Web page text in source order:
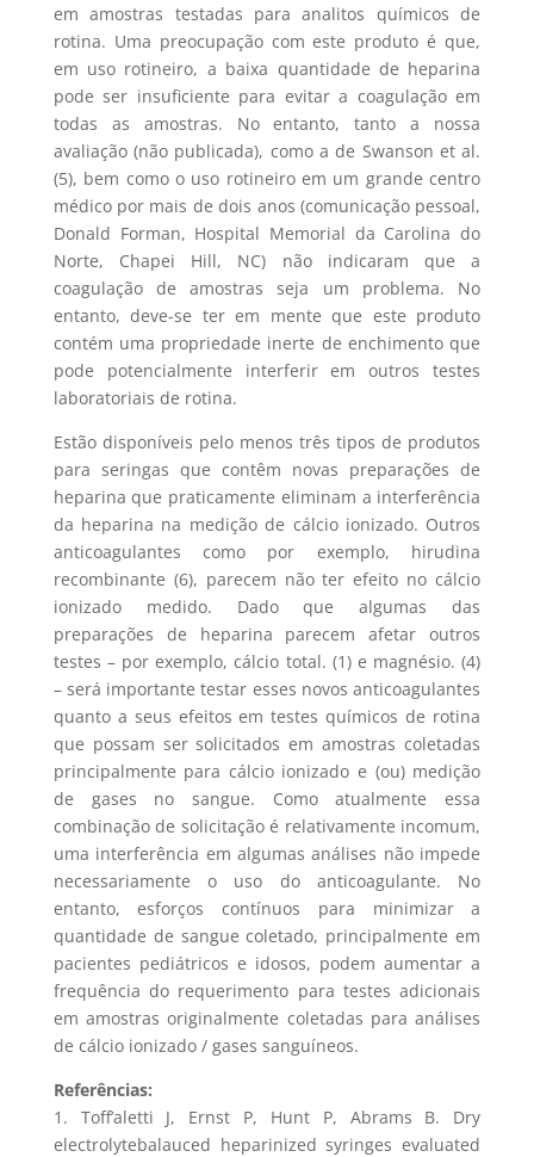
em amostras testadas para analitos químicos de
rotina. Uma preocupação com este produto é que,
em uso rotineiro, a baixa quantidade de heparina
pode ser insuficiente para evitar a coagulação em
todas as amostras. No entanto, tanto a nossa
avaliação (não publicada), como a de Swanson et al.
(5), bem como o uso rotineiro em um grande centro
médico por mais de dois anos (comunicação pessoal,
Donald Forman, Hospital Memorial da Carolina do
Norte, Chapei Hill, NC) não indicaram que a
coagulação de amostras seja um problema. No
entanto, deve-se ter em mente que este produto
contém uma propriedade inerte de enchimento que
pode potencialmente interferir em outros testes
laboratoriais de rotina.
Estão disponíveis pelo menos três tipos de produtos
para seringas que contêm novas preparações de
heparina que praticamente eliminam a interferência
da heparina na medição de cálcio ionizado. Outros
anticoagulantes como por exemplo, hirudina
recombinante (6), parecem não ter efeito no cálcio
ionizado medido. Dado que algumas das
preparações de heparina parecem afetar outros
testes – por exemplo, cálcio total. (1) e magnésio. (4)
– será importante testar esses novos anticoagulantes
quanto a seus efeitos em testes químicos de rotina
que possam ser solicitados em amostras coletadas
principalmente para cálcio ionizado e (ou) medição
de gases no sangue. Como atualmente essa
combinação de solicitação é relativamente incomum,
uma interferência em algumas análises não impede
necessariamente o uso do anticoagulante. No
entanto, esforços contínuos para minimizar a
quantidade de sangue coletado, principalmente em
pacientes pediátricos e idosos, podem aumentar a
frequência do requerimento para testes adicionais
em amostras originalmente coletadas para análises
de cálcio ionizado / gases sanguíneos.
Referências:
1. Toff’aletti J, Ernst P, Hunt P, Abrams B. Dry
electrolytebalauced heparinized syringes evaluated